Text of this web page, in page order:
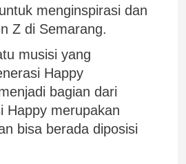
menginspirasi dan
Z di Semarang.
musisi yang
Happy
bagian dari
Happy merupakan
bisa berada diposisi